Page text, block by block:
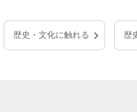
歴史・文化に触れる 歴